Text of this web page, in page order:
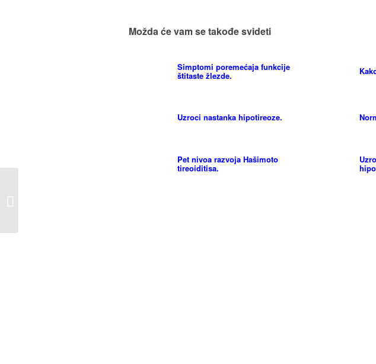
Možda će vam se takođe svideti
Simptomi poremećaja funkcije
štitaste žlezde.
Uzroci nastanka hipotireoze.
Pet nivoa razvoja Hašimoto
tireoiditisa.